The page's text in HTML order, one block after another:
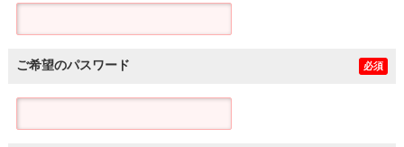
ご希望のパスワード 必須